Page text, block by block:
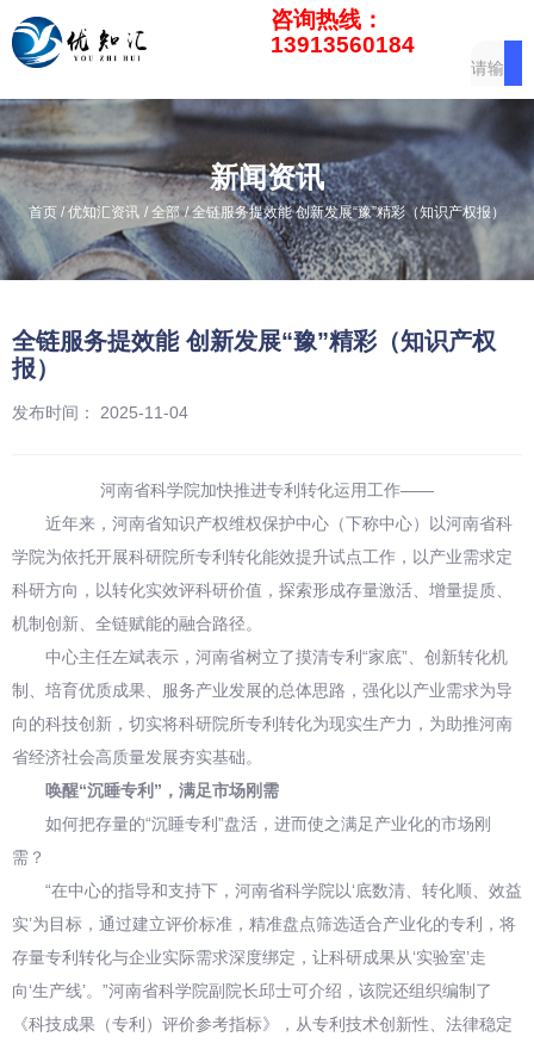
咨询热线：
13913560184
新闻资讯
首页 /优知汇资讯 / 全部 /全链服务提效能 创新发展“豫”精彩（知识产权报）
全链服务提效能 创新发展“豫”精彩（知识产权
报）
发布时间： 2025-11-04
河南省科学院加快推进专利转化运用工作——
近年来，河南省知识产权维权保护中心（下称中心）以河南省科
学院为依托开展科研院所专利转化能效提升试点工作，以产业需求定
科研方向，以转化实效评科研价值，探索形成存量激活、增量提质、
机制创新、全链赋能的融合路径。
中心主任左斌表示，河南省树立了摸清专利“家底”、创新转化机
制、培育优质成果、服务产业发展的总体思路，强化以产业需求为导
向的科技创新，切实将科研院所专利转化为现实生产力，为助推河南
省经济社会高质量发展夯实基础。
唤醒“沉睡专利”，满足市场刚需
如何把存量的“沉睡专利”盘活，进而使之满足产业化的市场刚
需？
“在中心的指导和支持下，河南省科学院以‘底数清、转化顺、效益
实’为目标，通过建立评价标准，精准盘点筛选适合产业化的专利，将
存量专利转化与企业实际需求深度绑定，让科研成果从‘实验室’走
向‘生产线’。”河南省科学院副院长邱士可介绍，该院还组织编制了
《科技成果（专利）评价参考指标》，从专利技术创新性、法律稳定